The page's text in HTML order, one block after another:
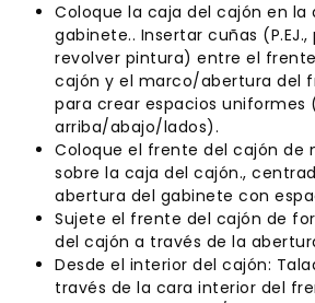
Coloque la caja del cajón en la
gabinete.. Insertar cuñas
revolver pintura) entre el
cajón y el marco/abertura del
para crear espacios uniformes
arriba/abajo/lados).
Coloque el frente del cajón de
sobre la caja del cajón.,
abertura del gabinete con
Sujete el frente del cajón de
del cajón a través de la
Desde el interior del cajón:
través de la cara interior del